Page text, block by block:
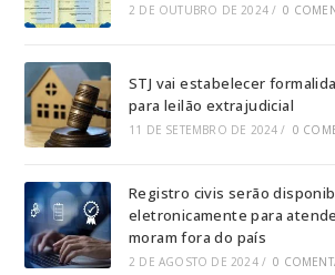
2 DE OUTUBRO DE 2024 / 0
STJ vai estabelecer
para leilão extrajudicial
11 DE SETEMBRO DE 2024 / 0
Registro civis serão
eletronicamente para
moram fora do país
2 DE AGOSTO DE 2024 / 0